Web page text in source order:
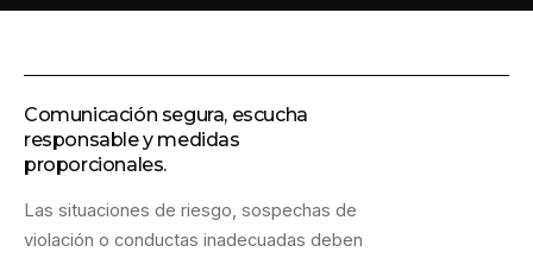
Comunicación segura, escucha
responsable y medidas
proporcionales.
Las situaciones de riesgo, sospechas de
violación o conductas inadecuadas deben